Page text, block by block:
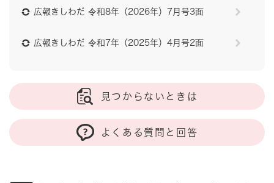
広報きしわだ 令和8年（2026年）7月号3面
広報きしわだ 令和7年（2025年）4月号2面
見つからないときは
よくある質問と回答